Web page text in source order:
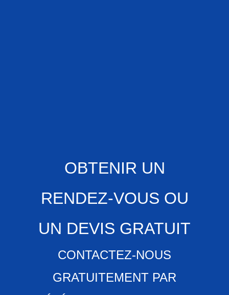
OBTENIR UN
RENDEZ-VOUS OU
UN DEVIS GRATUIT
CONTACTEZ-NOUS
GRATUITEMENT PAR